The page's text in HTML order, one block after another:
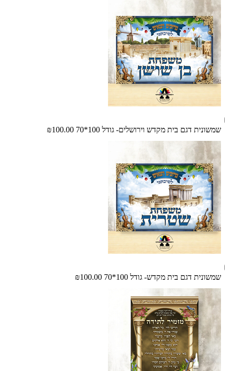
שמשונית דגם בית מקדש וירושלים- גודל 100*70 ₪100.00
שמשונית דגם בית מקדש- גודל 100*70 ₪100.00